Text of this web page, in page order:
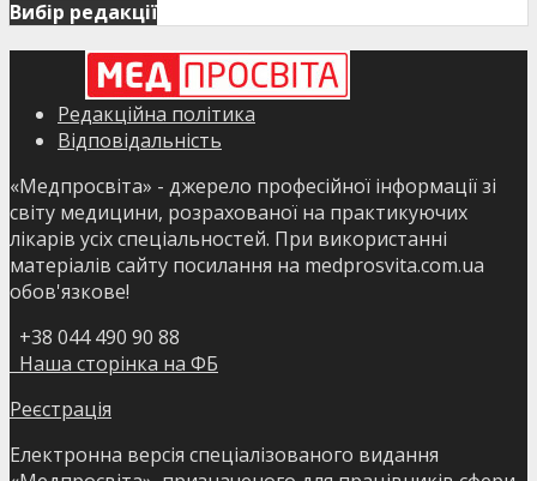
Вибір редакції
Редакційна політика
Відповідальність
«Медпросвіта» - джерело професійної інформації зі
світу медицини, розрахованої на практикуючих
лікарів усіх спеціальностей. При використанні
матеріалів сайту посилання на medprosvita.com.ua
обов'язкове!
+38 044 490 90 88
Наша сторінка на ФБ
Реєстрація
Електронна версія спеціалізованого видання